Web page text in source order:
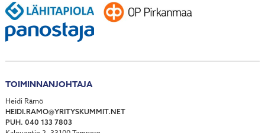
TOIMINNANJOHTAJA
Heidi Rämö
HEIDI.RAMO@YRITYSKUMMIT.NET
PUH. 040 133 7803